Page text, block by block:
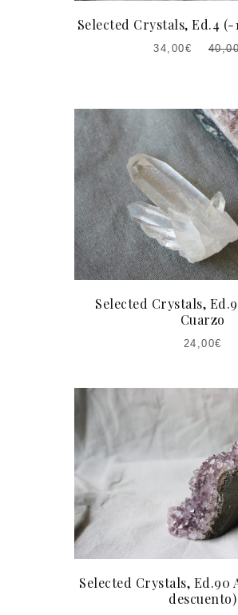
Selected Crystals, Ed.4 (-
EL
ERA:
40,00€.
34,00€
EL
Selected Crystals,
Cuarzo
24,00€
Selected Crystals, Ed.90
descuento)